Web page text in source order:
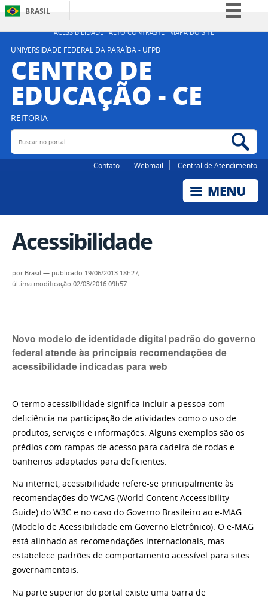
ACESSIBILIDADE ALTO CONTRASTE MAPA DO SITE
BRASIL
Simplifique!
Acesso à informação
Legislação
UNIVERSIDADE FEDERAL DA PARAÍBA - UFPB
CENTRO DE
EDUCAÇÃO - CE
REITORIA
Buscar no portal
Contato Webmail Central de Atendimento
Acessibilidade
por Brasil — publicado 19/06/2013 18h27,
última modificação 02/03/2016 09h57
Novo modelo de identidade digital padrão do governo
federal atende às principais recomendações de
acessibilidade indicadas para web
O termo acessibilidade significa incluir a pessoa com
deficiência na participação de atividades como o uso de
produtos, serviços e informações. Alguns exemplos são os
prédios com rampas de acesso para cadeira de rodas e
banheiros adaptados para deficientes.
Na internet, acessibilidade refere-se principalmente às
recomendações do WCAG (World Content Accessibility
Guide) do W3C e no caso do Governo Brasileiro ao e-MAG
(Modelo de Acessibilidade em Governo Eletrônico). O e-MAG
está alinhado as recomendações internacionais, mas
estabelece padrões de comportamento acessível para sites
governamentais.
Na parte superior do portal existe uma barra de